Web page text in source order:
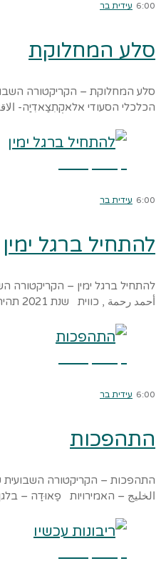
6:00 עידית בר
סלע המחלוקת
סלע המחלוקת – הקריקטורה
הכלכלי הסעודי אלאקְתִצַאדִיַה-
6:00 עידית בר
להתחיל ברגל ימין
להתחיל ברגל ימין – הקריקטורה
أحمد رحمة , כווית שנת 2021 תהיה טובה
6:00 עידית בר
התהפכות
התהפכות – הקריקטורה השבועית
الخليج – האמירויות פַאוּדַה –